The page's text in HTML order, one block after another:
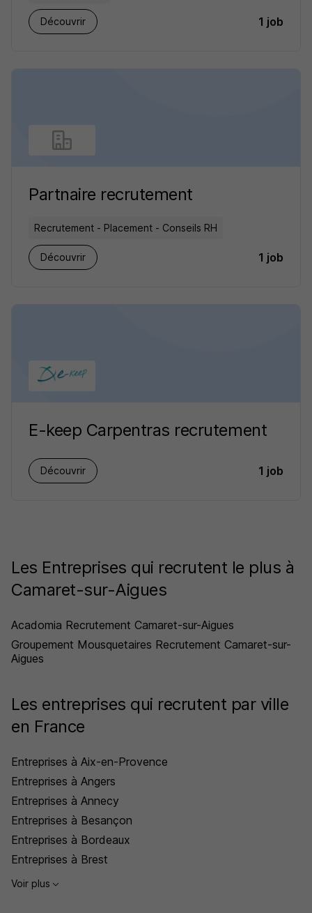
Découvrir 1 job
Partnaire recrutement
Recrutement - Placement - Conseils RH
Découvrir 1 job
E-keep Carpentras recrutement
Découvrir 1 job
Les Entreprises qui recrutent le plus à
Camaret-sur-Aigues
Acadomia Recrutement Camaret-sur-Aigues
Groupement Mousquetaires Recrutement Camaret-sur-
Aigues
Les entreprises qui recrutent par ville
en France
Entreprises à Aix-en-Provence
Entreprises à Angers
Entreprises à Annecy
Entreprises à Besançon
Entreprises à Bordeaux
Entreprises à Brest
Voir plus